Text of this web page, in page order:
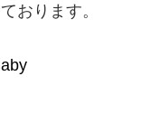
おります。